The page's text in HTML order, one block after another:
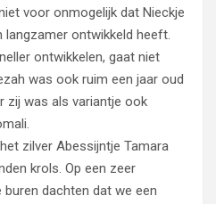
voor onmogelijk dat Nieckje
langzamer ontwikkeld heeft.
ontwikkelen, gaat niet
was ook ruim een jaar oud
zij was als variantje ook
zilver Abessijntje Tamara
krols. Op een zeer
buren dachten dat we een